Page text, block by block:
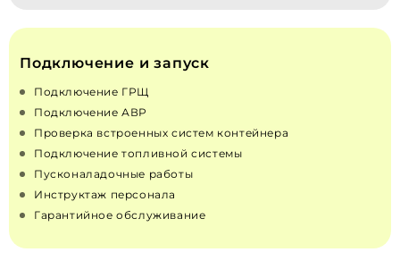
Подключение и запуск
Подключение ГРЩ
Подключение АВР
Проверка встроенных систем контейнера
Подключение топливной системы
Пусконаладочные работы
Инструктаж персонала
Гарантийное обслуживание